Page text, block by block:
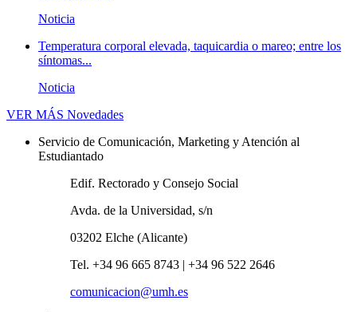
Noticia
Temperatura corporal elevada, taquicardia o mareo; entre los
síntomas...
Noticia
VER MÁS Novedades
Servicio de Comunicación, Marketing y Atención al
Estudiantado
Edif. Rectorado y Consejo Social
Avda. de la Universidad, s/n
03202 Elche (Alicante)
Tel. +34 96 665 8743 | +34 96 522 2646
comunicacion@umh.es